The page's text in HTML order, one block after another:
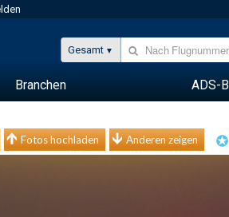
Gesamt
Branchen ADS-B
Fotos hochladen Anderen zeigen